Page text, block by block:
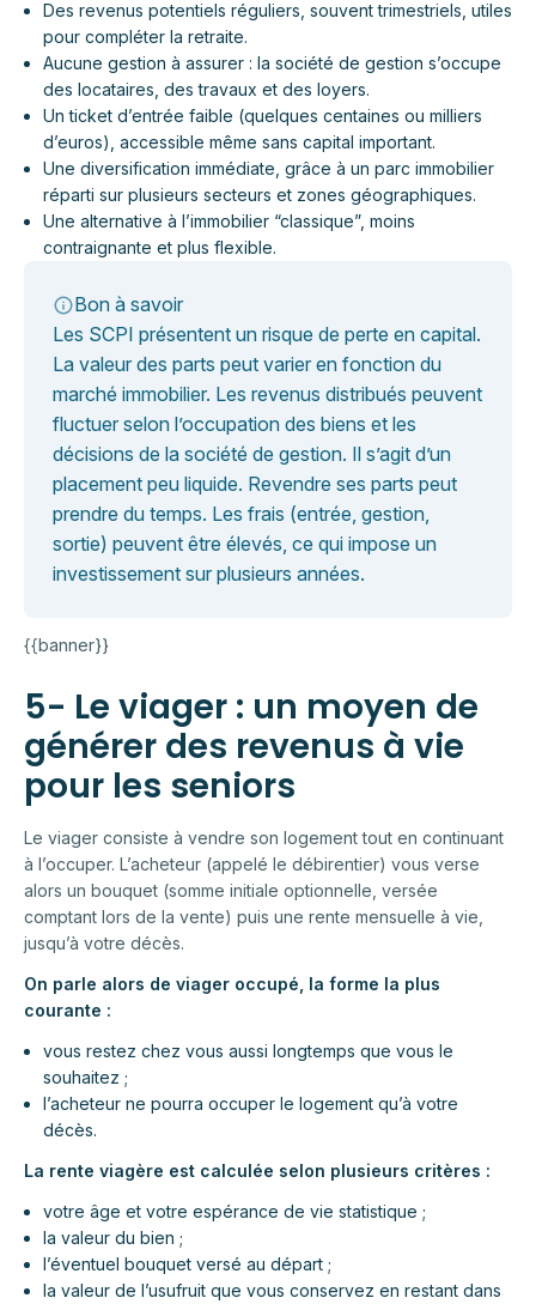
Des revenus potentiels réguliers, souvent trimestriels, utiles
pour compléter la retraite.
Aucune gestion à assurer : la société de gestion s’occupe
des locataires, des travaux et des loyers.
Un ticket d’entrée faible (quelques centaines ou milliers
d’euros), accessible même sans capital important.
Une diversification immédiate, grâce à un parc immobilier
réparti sur plusieurs secteurs et zones géographiques.
Une alternative à l’immobilier “classique”, moins
contraignante et plus flexible.
Bon à savoir
Les SCPI présentent un risque de perte en capital.
La valeur des parts peut varier en fonction du
marché immobilier. Les revenus distribués peuvent
fluctuer selon l’occupation des biens et les
décisions de la société de gestion. Il s’agit d’un
placement peu liquide. Revendre ses parts peut
prendre du temps. Les frais (entrée, gestion,
sortie) peuvent être élevés, ce qui impose un
investissement sur plusieurs années.
{{banner}}
5- Le viager : un moyen de
générer des revenus à vie
pour les seniors
Le viager consiste à vendre son logement tout en continuant
à l’occuper. L’acheteur (appelé le débirentier) vous verse
alors un bouquet (somme initiale optionnelle, versée
comptant lors de la vente) puis une rente mensuelle à vie,
jusqu’à votre décès.
On parle alors de viager occupé, la forme la plus
courante :
vous restez chez vous aussi longtemps que vous le
souhaitez ;
l’acheteur ne pourra occuper le logement qu’à votre
décès.
La rente viagère est calculée selon plusieurs critères :
votre âge et votre espérance de vie statistique ;
la valeur du bien ;
l’éventuel bouquet versé au départ ;
la valeur de l’usufruit que vous conservez en restant dans